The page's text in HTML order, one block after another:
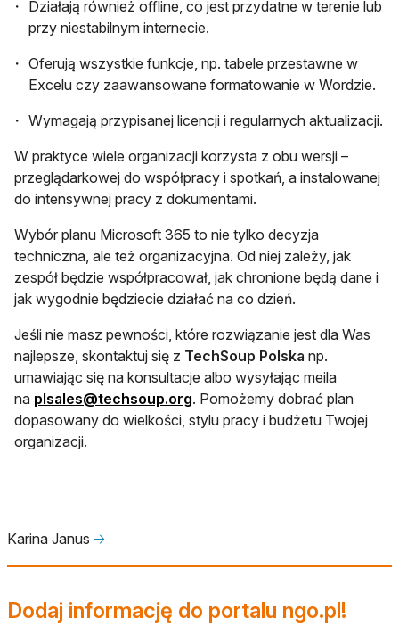
Działają również offline, co jest przydatne w terenie lub
przy niestabilnym internecie.
Oferują wszystkie funkcje, np. tabele przestawne w
Excelu czy zaawansowane formatowanie w Wordzie.
Wymagają przypisanej licencji i regularnych aktualizacji.
W praktyce wiele organizacji korzysta z obu wersji –
przeglądarkowej do współpracy i spotkań, a instalowanej
do intensywnej pracy z dokumentami.
Wybór planu Microsoft 365 to nie tylko decyzja
techniczna, ale też organizacyjna. Od niej zależy, jak
zespół będzie współpracował, jak chronione będą dane i
jak wygodnie będziecie działać na co dzień.
Jeśli nie masz pewności, które rozwiązanie jest dla Was
najlepsze, skontaktuj się z TechSoup Polska np.
umawiając się na konsultacje albo wysyłając meila
na plsales@techsoup.orgotwiera się w nowej karcie
. Pomożemy dobrać plan
dopasowany do wielkości, stylu pracy i budżetu Twojej
organizacji.
Karina Janus 🡢
Dodaj informację do portalu ngo.pl!